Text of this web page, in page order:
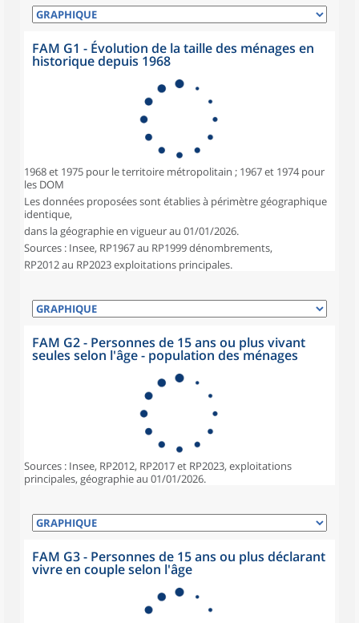
FAM G1 - Évolution de la taille des ménages en
historique depuis 1968
1968 et 1975 pour le territoire métropolitain ; 1967 et 1974 pour
les DOM
Les données proposées sont établies à périmètre géographique
identique,
dans la géographie en vigueur au 01/01/2026.
Sources : Insee, RP1967 au RP1999 dénombrements,
RP2012 au RP2023 exploitations principales.
FAM G2 - Personnes de 15 ans ou plus vivant
seules selon l'âge - population des ménages
Sources : Insee, RP2012, RP2017 et RP2023, exploitations
principales, géographie au 01/01/2026.
FAM G3 - Personnes de 15 ans ou plus déclarant
vivre en couple selon l'âge